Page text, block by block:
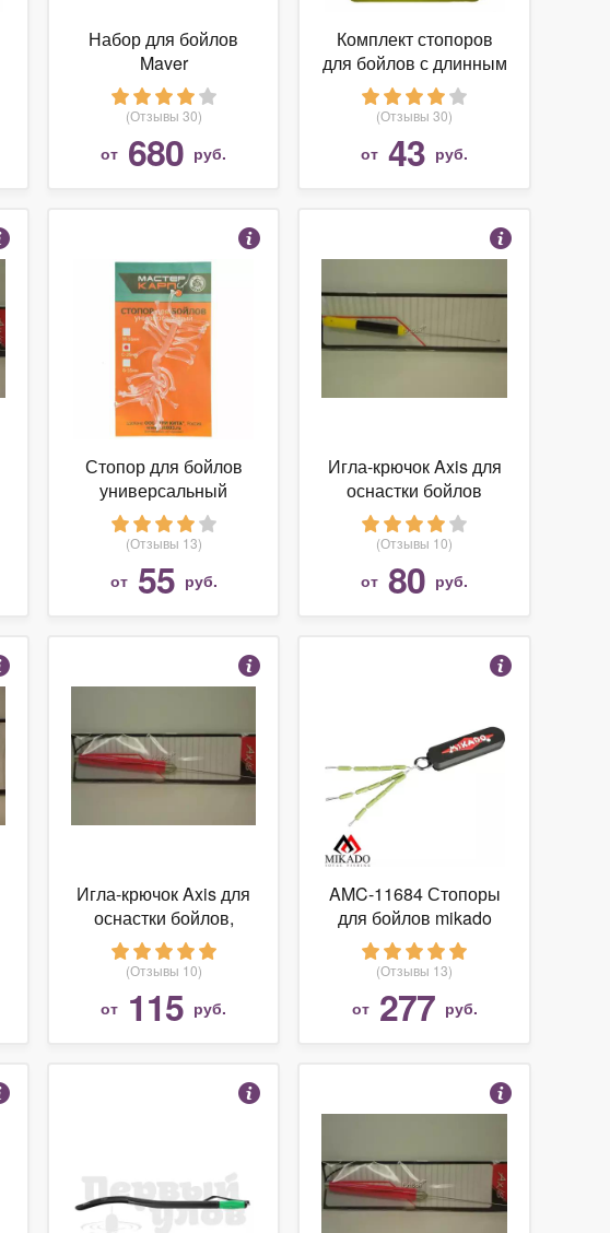
Набор для бойлов
Maver
(Отзывы 30)
от 680 руб.
Комплект стопоров
для бойлов с длинным
фиксатором
(Отзывы 30)
от 43 руб.
Стопор для бойлов
универсальный
больш. 26мм (под
бойлы 18-20мм)
(Отзывы 13)
от 55 руб.
Игла-крючок Axis для
оснастки бойлов
комбинорованная
ручка
(Отзывы 10)
от 80 руб.
Игла-крючок Axis для
оснастки бойлов,
ручка-контейнер
(Отзывы 10)
от 115 руб.
AMC-11684 Стопоры
для бойлов mikado
тонущие amc-11684
Зеленый
(Отзывы 13)
от 277 руб.